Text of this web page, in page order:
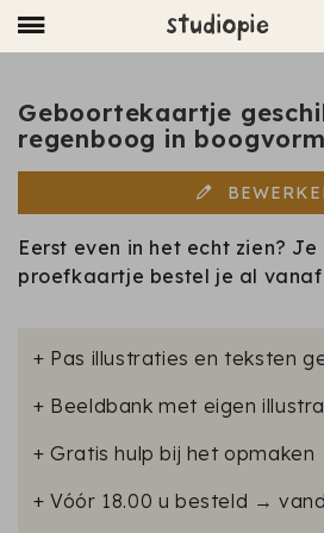
Geboortekaartje
regenboog in boogvorm
Eerst even in het echt zien? Je
proefkaartje bestel je al
+ Pas illustraties en teksten
+ Beeldbank met eigen
+ Gratis hulp bij het opmaken
+ Vóór 18.00 u besteld →